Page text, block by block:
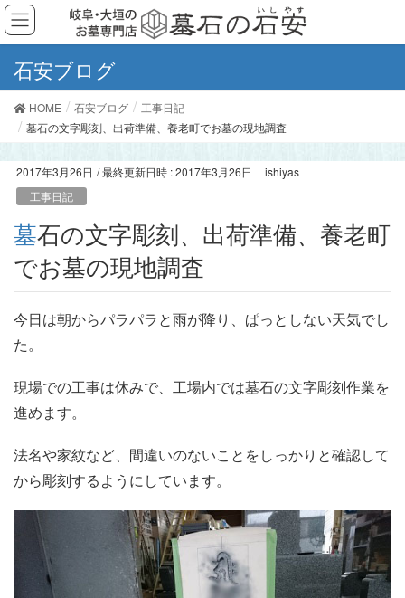
石安ブログ
HOME 石安ブログ
工事日記
墓石の文字彫刻、出荷準備、養老町でお墓の現地調査
2017年3月26日 / 最終更新日時 :2017年3月26日
ishiyas
工事日記
墓石の文字彫刻、出荷準備、養老町
でお墓の現地調査
今日は朝からパラパラと雨が降り、ぱっとしない天気でし
た。
現場での工事は休みで、工場内では墓石の文字彫刻作業を
進めます。
法名や家紋など、間違いのないことをしっかりと確認して
から彫刻するようにしています。